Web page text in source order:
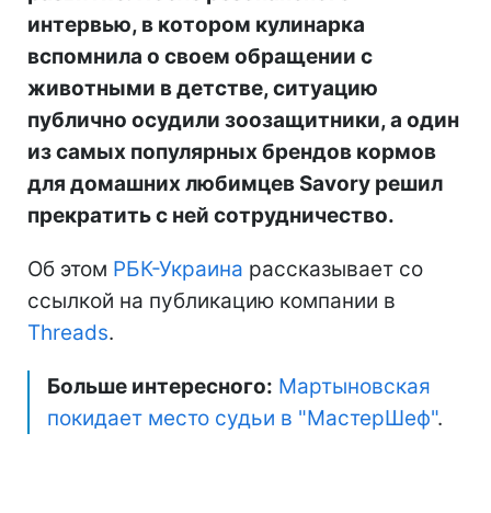
интервью, в котором кулинарка
вспомнила о своем обращении с
животными в детстве, ситуацию
публично осудили зоозащитники, а один
из самых популярных брендов кормов
для домашних любимцев Savory решил
прекратить с ней сотрудничество.
Об этом РБК-Украина рассказывает со
ссылкой на публикацию компании в
Threads.
Больше интересного: Мартыновская
покидает место судьи в "МастерШеф".